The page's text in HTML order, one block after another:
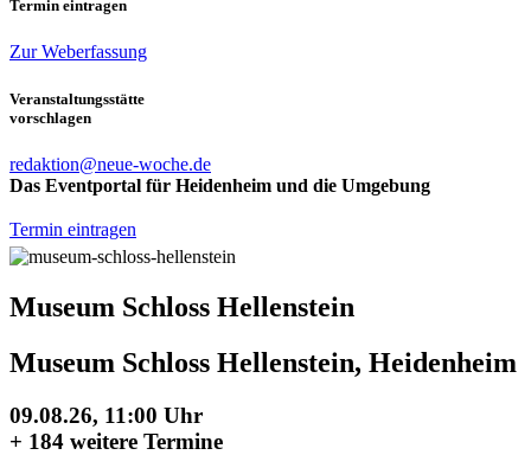
Termin eintragen
Zur Weberfassung
Veranstaltungsstätte
vorschlagen
redaktion@neue-woche.de
Das Eventportal für Heidenheim und die Umgebung
Termin eintragen
Museum Schloss Hellenstein
Museum Schloss Hellenstein, Heidenheim
09.08.26, 11:00 Uhr
+ 184 weitere Termine